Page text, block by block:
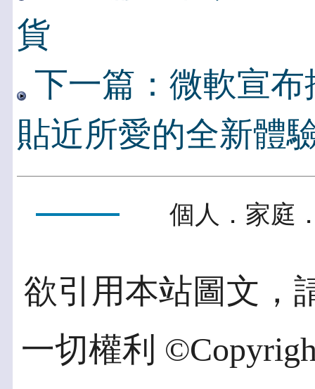
貨
下一篇：微軟宣布
貼近所愛的全新體
個人．家庭
欲引用本站圖文，
一切權利